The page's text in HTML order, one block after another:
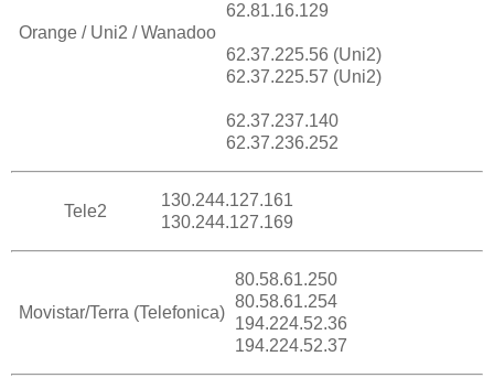
Orange / Uni2 / Wanadoo
62.81.16.129
62.37.225.56 (Uni2)
62.37.225.57 (Uni2)
62.37.237.140
62.37.236.252
Tele2
130.244.127.161
130.244.127.169
Movistar/Terra (Telefonica)
80.58.61.250
80.58.61.254
194.224.52.36
194.224.52.37